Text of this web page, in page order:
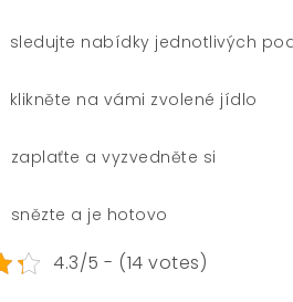
sledujte nabídky jednotlivých
klikněte na vámi zvolené jídlo
zaplaťte a vyzvedněte si
snězte a je hotovo
4.3/5 - (14 votes)